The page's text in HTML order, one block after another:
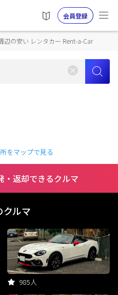
会員登録
辺の安い レンタカー Rent-a-Car
をマップで見る
・返却できるクルマ
クルマ
985人